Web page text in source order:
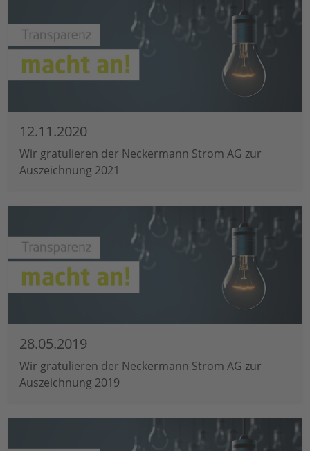
12.11.2020
Wir gratulieren der Neckermann Strom AG zur
Auszeichnung 2021
28.05.2019
Wir gratulieren der Neckermann Strom AG zur
Auszeichnung 2019